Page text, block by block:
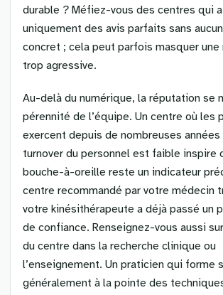
durable ? Méfiez-vous des centres qui
uniquement des avis parfaits sans
concret ; cela peut parfois masquer
trop agressive.
Au-delà du numérique, la réputation se
pérennité de l’équipe. Un centre où les
exercent depuis de nombreuses
turnover du personnel est faible inspire
bouche-à-oreille reste un indicateur
centre recommandé par votre médecin
votre kinésithérapeute a déjà passé un
de confiance. Renseignez-vous aussi
du centre dans la recherche clinique ou
l’enseignement. Un praticien qui forme
généralement à la pointe des